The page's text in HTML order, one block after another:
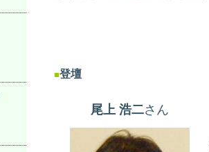
■登壇
尾上 浩二さん